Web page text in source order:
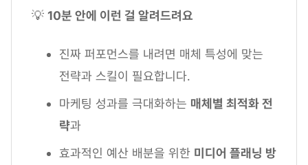
💡 10분 안에 이런 걸 알려드려요
진짜 퍼포먼스를 내려면 매체 특성에 맞는
전략과 스킬이 필요합니다.
마케팅 성과를 극대화하는 매체별 최적화 전
략과
효과적인 예산 배분을 위한 미디어 플래닝 방